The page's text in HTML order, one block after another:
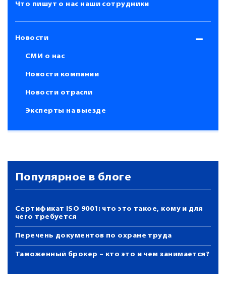
Что пишут о нас наши сотрудники
Новости
СМИ о нас
Новости компании
Новости отрасли
Эксперты на выезде
Популярное в блоге
Сертификат ISO 9001: что это такое, кому и для
чего требуется
Перечень документов по охране труда
Таможенный брокер – кто это и чем занимается?